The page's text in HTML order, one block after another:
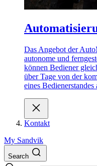
Das Angebot der
autonome und
können Bediener
über Tage von der
eines
Kontakt
My Sandvik
Search